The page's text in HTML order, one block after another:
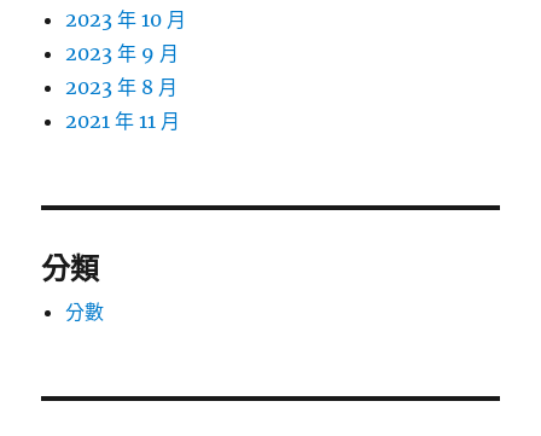
2023 年 10 月
2023 年 9 月
2023 年 8 月
2021 年 11 月
分類
分數